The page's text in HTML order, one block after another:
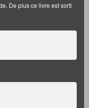
De plus ce livre est sorti